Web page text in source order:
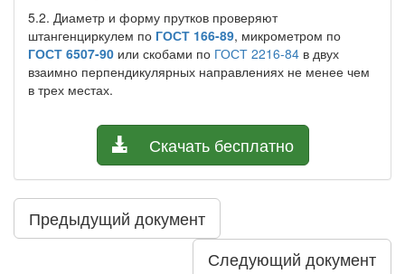
5.2. Диаметр и форму прутков проверяют
штангенциркулем по ГОСТ 166-89, микрометром по
ГОСТ 6507-90 или скобами по ГОСТ 2216-84 в двух
взаимно перпендикулярных направлениях не менее чем
в трех местах.
Скачать бесплатно
Предыдущий документ
Следующий документ